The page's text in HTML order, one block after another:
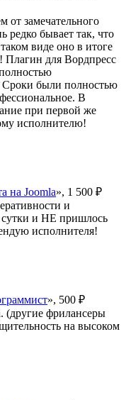
от замечательного
редко бывает так, что
виде оно в итоге
Плагин для Вордпресс
Сроки были полностью
В
при первой же
исполнителю!
на Joomla», 1 500 ₽
и
сутки и НЕ пришлось
исполнителя!
», 500 ₽
(другие фрилансеры
на высоком